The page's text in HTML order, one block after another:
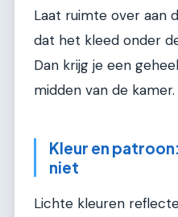
Laat ruimte over aan
dat het kleed onder
Dan krijg je een
midden van de kamer.
Kleur en
niet
Lichte kleuren